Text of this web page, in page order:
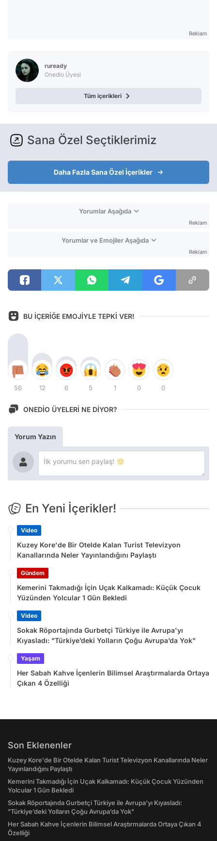
Reklam
ruready
Onedio Üyesi
Tüm içerikleri
Sana Özel Seçtiklerimiz
Daha Fazla Sana Özel İçerikler
Yorumlar Aşağıda
Reklam
Yorumlar ve Emojiler Aşağıda
Reklam
BU İÇERİĞE EMOJİYLE TEPKİ VER!
56 12 6 5 1 0 0
ONEDİO ÜYELERİ NE DİYOR?
Yorum Yazın
En Yeni İçerikler!
Video
Kuzey Kore'de Bir Otelde Kalan Turist Televizyon
Kanallarında Neler Yayınlandığını Paylaştı
Gündem
Kemerini Takmadığı İçin Uçak Kalkamadı: Küçük Çocuk
Yüzünden Yolcular 1 Gün Bekledi
Video
Sokak Röportajında Gurbetçi Türkiye ile Avrupa'yı
Kıyasladı: "Türkiye’deki Yolların Çoğu Avrupa’da Yok"
Yaşam
Her Sabah Kahve İçenlerin Bilimsel Araştırmalarda Ortaya
Çıkan 4 Özelliği
Son Eklenenler
Kuzey Kore'de Bir Otelde Kalan Turist Televizyon Kanallarında Neler
Yayınlandığını Paylaştı
Kemerini Takmadığı İçin Uçak Kalkamadı: Küçük Çocuk Yüzünden
Yolcular 1 Gün Bekledi
Sokak Röportajında Gurbetçi Türkiye ile Avrupa'yı Kıyasladı:
"Türkiye’deki Yolların Çoğu Avrupa’da Yok"
Her Sabah Kahve İçenlerin Bilimsel Araştırmalarda Ortaya Çıkan 4
Özelliği